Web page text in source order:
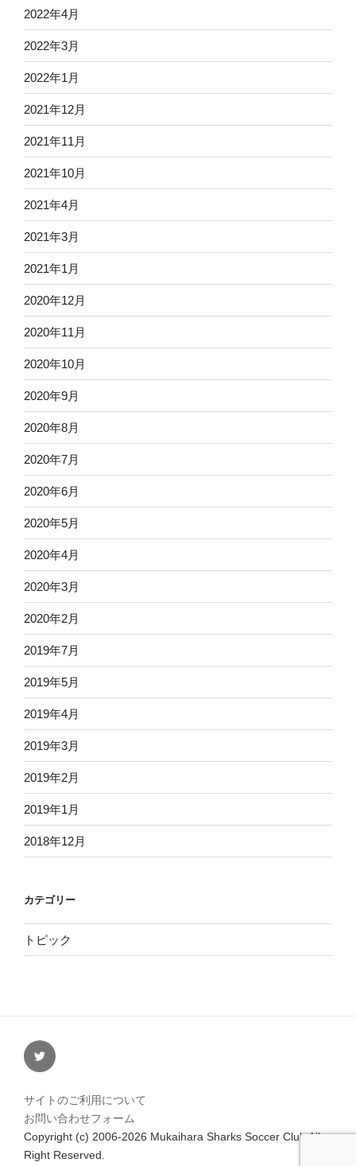
2022年4月
2022年3月
2022年1月
2021年12月
2021年11月
2021年10月
2021年4月
2021年3月
2021年1月
2020年12月
2020年11月
2020年10月
2020年9月
2020年8月
2020年7月
2020年6月
2020年5月
2020年4月
2020年3月
2020年2月
2019年7月
2019年5月
2019年4月
2019年3月
2019年2月
2019年1月
2018年12月
カテゴリー
トピック
twitter
サイトのご利用について
お問い合わせフォーム
Copyright (c) 2006-2026 Mukaihara Sharks Soccer Club All
Right Reserved.